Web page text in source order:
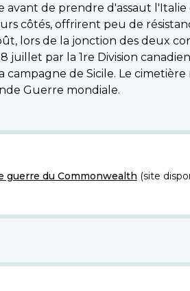
de prendre d'assaut
côtés, offrirent peu de
lors de la jonction des deux
par la 1re Division
de Sicile. Le
Guerre mondiale.
guerre du Commonwealth (site